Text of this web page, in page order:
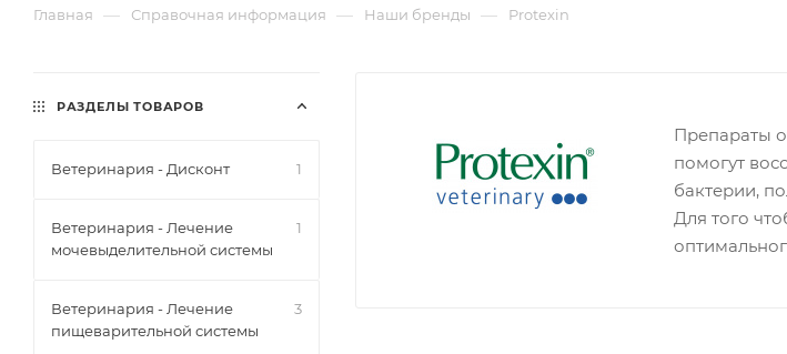
Главная — Справочная информация — Наши бренды — Protexin
Препараты
помогут
бактерии,
Для того
РАЗДЕЛЫ ТОВАРОВ
Ветеринария - Дисконт 1
Ветеринария - Лечение
мочевыделительной системы
1
Ветеринария - Лечение
пищеварительной системы
3